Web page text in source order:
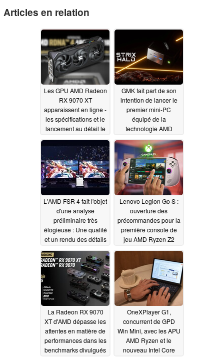
Articles en relation
Les GPU AMD Radeon
RX 9070 XT
apparaissent en ligne -
les spécifications et le
lancement au détail le
divulgués01/16/2025
GMK fait part de son
intention de lancer le
premier mini-PC
équipé de la
technologie AMD
01/12/2025
L'AMD FSR 4 fait l'objet
d'une analyse
préliminaire très
élogieuse : Une qualité
et un rendu des détails
grâce à l'apprentissage
automatique01/11/2025
Lenovo Legion Go S :
ouverture des
précommandes pour la
première console de
jeu AMD Ryzen Z2
01/09/2025
La Radeon RX 9070
XT d'AMD dépasse les
attentes en matière de
performances dans les
benchmarks divulgués
OneXPlayer G1,
concurrent de GPD
Win Mini, avec les APU
AMD Ryzen et le
nouveau Intel Core